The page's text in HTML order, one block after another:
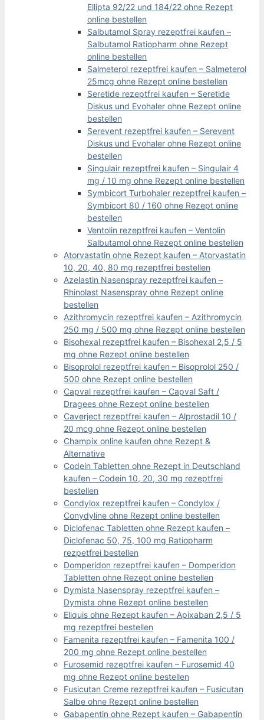
Ellipta 92/22 und 184/22 ohne Rezept
online bestellen
Salbutamol Spray rezeptfrei kaufen –
Salbutamol Ratiopharm ohne Rezept
online bestellen
Salmeterol rezeptfrei kaufen – Salmeterol
25mcg ohne Rezept online bestellen
Seretide rezeptfrei kaufen – Seretide
Diskus und Evohaler ohne Rezept online
bestellen
Serevent rezeptfrei kaufen – Serevent
Diskus und Evohaler ohne Rezept online
bestellen
Singulair rezeptfrei kaufen – Singulair 4
mg / 10 mg ohne Rezept online bestellen
Symbicort Turbohaler rezeptfrei kaufen –
Symbicort 80 / 160 ohne Rezept online
bestellen
Ventolin rezeptfrei kaufen – Ventolin
Salbutamol ohne Rezept online bestellen
Atorvastatin ohne Rezept kaufen – Atorvastatin
10, 20, 40, 80 mg rezeptfrei bestellen
Azelastin Nasenspray rezeptfrei kaufen –
Rhinolast Nasenspray ohne Rezept online
bestellen
Azithromycin rezeptfrei kaufen – Azithromycin
250 mg / 500 mg ohne Rezept online bestellen
Bisohexal rezeptfrei kaufen – Bisohexal 2,5 / 5
mg ohne Rezept online bestellen
Bisoprolol rezeptfrei kaufen – Bisoprolol 250 /
500 ohne Rezept online bestellen
Capval rezeptfrei kaufen – Capval Saft /
Dragees ohne Rezept online bestellen
Caverject rezeptfrei kaufen – Alprostadil 10 /
20 mcg ohne Rezept online bestellen
Champix online kaufen ohne Rezept &
Alternative
Codein Tabletten ohne Rezept in Deutschland
kaufen – Codein 10, 20, 30 mg rezeptfrei
bestellen
Condylox rezeptfrei kaufen – Condylox /
Conydyline ohne Rezept online bestellen
Diclofenac Tabletten ohne Rezept kaufen –
Diclofenac 50, 75, 100 mg Ratiopharm
rezpetfrei bestellen
Domperidon rezeptfrei kaufen – Domperidon
Tabletten ohne Rezept online bestellen
Dymista Nasenspray rezeptfrei kaufen –
Dymista ohne Rezept online bestellen
Eliquis ohne Rezept kaufen – Apixaban 2,5 / 5
mg rezeptfrei bestellen
Famenita rezeptfrei kaufen – Famenita 100 /
200 mg ohne Rezept online bestellen
Furosemid rezeptfrei kaufen – Furosemid 40
mg ohne Rezept online bestellen
Fusicutan Creme rezeptfrei kaufen – Fusicutan
Salbe ohne Rezept online bestellen
Gabapentin ohne Rezept kaufen – Gabapentin